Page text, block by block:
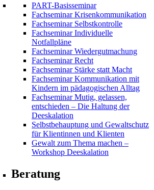
PART-Basisseminar
Fachseminar Krisenkommunikation
Fachseminar Selbstkontrolle
Fachseminar Individuelle
Notfallpläne
Fachseminar Wiedergutmachung
Fachseminar Recht
Fachseminar Stärke statt Macht
Fachseminar Kommunikation mit
Kindern im pädagogischen Alltag
Fachseminar Mutig, gelassen,
entschieden – Die Haltung der
Deeskalation
Selbstbehauptung und Gewaltschutz
für Klientinnen und Klienten
Gewalt zum Thema machen –
Workshop Deeskalation
Beratung